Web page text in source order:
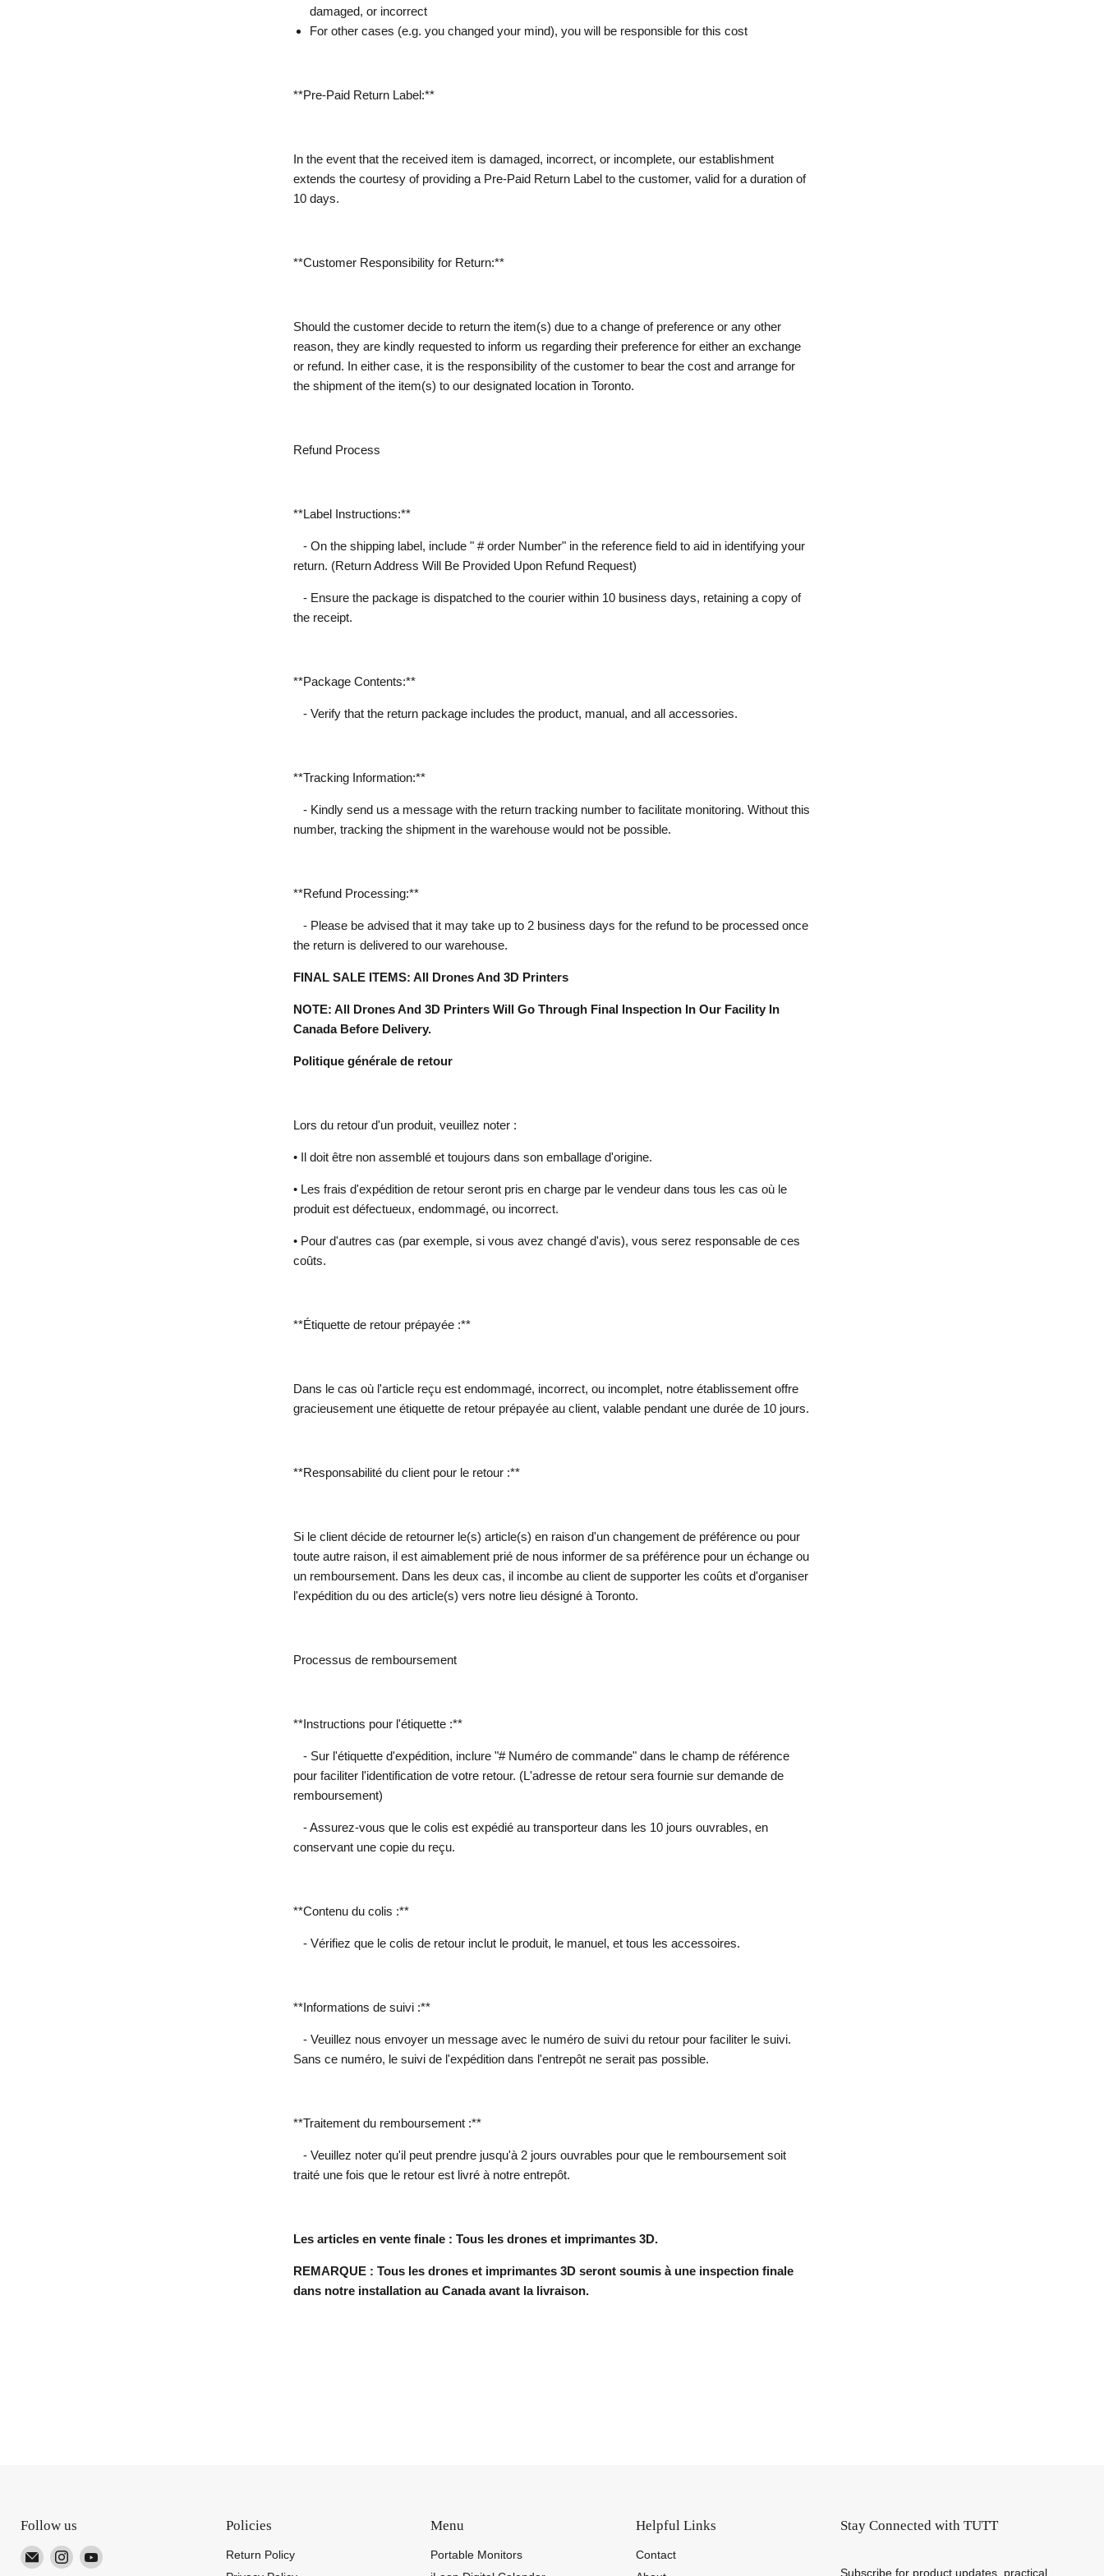
damaged, or incorrect
For other cases (e.g. you changed your mind), you will be responsible for this cost
**Pre-Paid Return Label:**
In the event that the received item is damaged, incorrect, or incomplete, our establishment
extends the courtesy of providing a Pre-Paid Return Label to the customer, valid for a duration of
10 days.
**Customer Responsibility for Return:**
Should the customer decide to return the item(s) due to a change of preference or any other
reason, they are kindly requested to inform us regarding their preference for either an exchange
or refund. In either case, it is the responsibility of the customer to bear the cost and arrange for
the shipment of the item(s) to our designated location in Toronto.
Refund Process
**Label Instructions:**
- On the shipping label, include " # order Number" in the reference field to aid in identifying your
return. (Return Address Will Be Provided Upon Refund Request)
- Ensure the package is dispatched to the courier within 10 business days, retaining a copy of
the receipt.
**Package Contents:**
- Verify that the return package includes the product, manual, and all accessories.
**Tracking Information:**
- Kindly send us a message with the return tracking number to facilitate monitoring. Without this
number, tracking the shipment in the warehouse would not be possible.
**Refund Processing:**
- Please be advised that it may take up to 2 business days for the refund to be processed once
the return is delivered to our warehouse.
FINAL SALE ITEMS: All Drones And 3D Printers
NOTE: All Drones And 3D Printers Will Go Through Final Inspection In Our Facility In
Canada Before Delivery.
Politique générale de retour
Lors du retour d'un produit, veuillez noter :
• Il doit être non assemblé et toujours dans son emballage d'origine.
• Les frais d'expédition de retour seront pris en charge par le vendeur dans tous les cas où le
produit est défectueux, endommagé, ou incorrect.
• Pour d'autres cas (par exemple, si vous avez changé d'avis), vous serez responsable de ces
coûts.
**Étiquette de retour prépayée :**
Dans le cas où l'article reçu est endommagé, incorrect, ou incomplet, notre établissement offre
gracieusement une étiquette de retour prépayée au client, valable pendant une durée de 10 jours.
**Responsabilité du client pour le retour :**
Si le client décide de retourner le(s) article(s) en raison d'un changement de préférence ou pour
toute autre raison, il est aimablement prié de nous informer de sa préférence pour un échange ou
un remboursement. Dans les deux cas, il incombe au client de supporter les coûts et d'organiser
l'expédition du ou des article(s) vers notre lieu désigné à Toronto.
Processus de remboursement
**Instructions pour l'étiquette :**
- Sur l'étiquette d'expédition, inclure "# Numéro de commande" dans le champ de référence
pour faciliter l'identification de votre retour. (L'adresse de retour sera fournie sur demande de
remboursement)
- Assurez-vous que le colis est expédié au transporteur dans les 10 jours ouvrables, en
conservant une copie du reçu.
**Contenu du colis :**
- Vérifiez que le colis de retour inclut le produit, le manuel, et tous les accessoires.
**Informations de suivi :**
- Veuillez nous envoyer un message avec le numéro de suivi du retour pour faciliter le suivi.
Sans ce numéro, le suivi de l'expédition dans l'entrepôt ne serait pas possible.
**Traitement du remboursement :**
- Veuillez noter qu'il peut prendre jusqu'à 2 jours ouvrables pour que le remboursement soit
traité une fois que le retour est livré à notre entrepôt.
Les articles en vente finale : Tous les drones et imprimantes 3D.
REMARQUE : Tous les drones et imprimantes 3D seront soumis à une inspection finale
dans notre installation au Canada avant la livraison.
Follow us
Email
TUTT
Find Find
Policies
Return Policy
Menu
Portable Monitors
Helpful Links
Contact
Stay Connected with TUTT
Subscribe for product updates, practical